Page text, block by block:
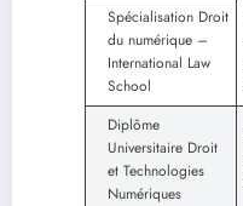
Spécialisation Droit
du numérique –
International Law
School
Diplôme
Universitaire Droit
et Technologies
Numériques